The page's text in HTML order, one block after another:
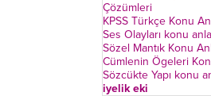
Çözümleri
KPSS Türkçe Konu
Ses Olayları konu
Sözel Mantık Konu
Cümlenin Ögeleri
Sözcükte Yapı konu
iyelik eki